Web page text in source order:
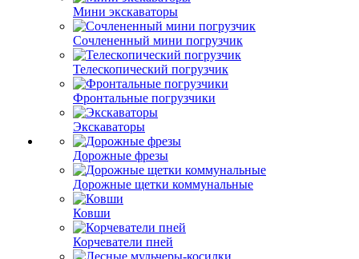
Мини экскаваторы
Сочлененный мини погрузчик
Телескопический погрузчик
Фронтальные погрузчики
Экскаваторы
Дорожные фрезы
Дорожные щетки коммунальные
Ковши
Корчеватели пней